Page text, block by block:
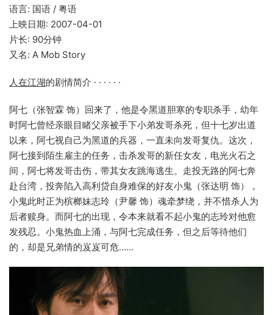
语言: 国语 / 粤语
上映日期: 2007-04-01
片长: 90分钟
又名: A Mob Story
人在江湖的剧情简介 · · · · · ·
阿七（张智霖 饰）回来了，他是令黑道胆寒的专职杀手，幼年
时阿七曾经亲眼目睹父亲被手下小弟发哥杀死，但十七岁出道
以来，阿七视自己为黑道的兵器，一直未向发哥复仇。这次，
阿七接到陌生雇主的任务，击杀发哥的新任女友，电光火石之
间，阿七将发哥击伤，带其女友跳海逃生。走投无路的阿七奔
赴台湾，投奔陷入高利贷自身难保的好友小鬼（张达明 饰），
小鬼此时正为槟榔妹志玲（尹馨 饰）魂牵梦绕，并不惜杀人为
后者赎身。而阿七的出现，令本来就看不起小鬼的志玲对他愈
发残忍。小鬼热血上涌，与阿七完成任务，但之后等待他们
的，却是兄弟情的岌岌可危……